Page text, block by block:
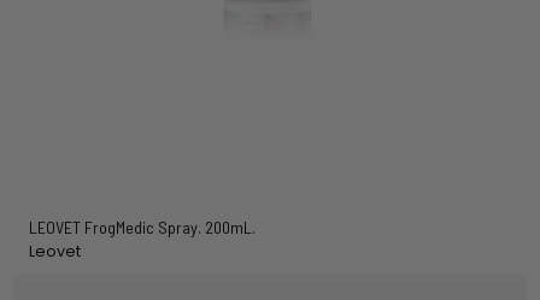
LEOVET FrogMedic Spray. 200mL.
Leovet